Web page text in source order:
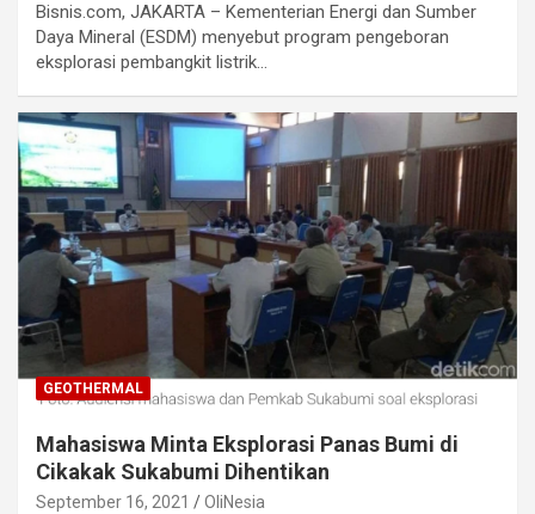
Bisnis.com, JAKARTA – Kementerian Energi dan Sumber
Daya Mineral (ESDM) menyebut program pengeboran
eksplorasi pembangkit listrik…
GEOTHERMAL
Mahasiswa Minta Eksplorasi Panas Bumi di
Cikakak Sukabumi Dihentikan
September 16, 2021 OliNesia